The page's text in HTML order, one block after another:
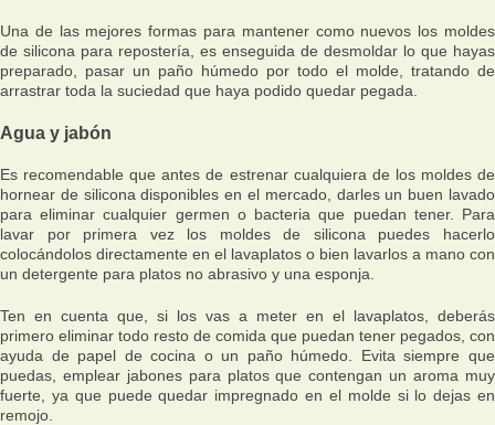
Una de las mejores formas para mantener como nuevos los moldes
de silicona para repostería, es enseguida de desmoldar lo que hayas
preparado, pasar un paño húmedo por todo el molde, tratando de
arrastrar toda la suciedad que haya podido quedar pegada.
Agua y jabón
Es recomendable que antes de estrenar cualquiera de los moldes de
hornear de silicona disponibles en el mercado, darles un buen lavado
para eliminar cualquier germen o bacteria que puedan tener. Para
lavar por primera vez los moldes de silicona puedes hacerlo
colocándolos directamente en el lavaplatos o bien lavarlos a mano con
un detergente para platos no abrasivo y una esponja.
Ten en cuenta que, si los vas a meter en el lavaplatos, deberás
primero eliminar todo resto de comida que puedan tener pegados, con
ayuda de papel de cocina o un paño húmedo. Evita siempre que
puedas, emplear jabones para platos que contengan un aroma muy
fuerte, ya que puede quedar impregnado en el molde si lo dejas en
remojo.